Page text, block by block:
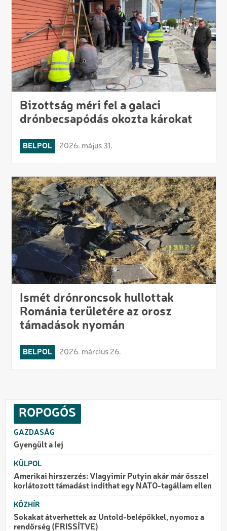
Bizottság méri fel a galaci
drónbecsapódás okozta károkat
BELPOL 2026. május 31.
Ismét drónroncsok hullottak
Románia területére az orosz
támadások nyomán
BELPOL 2026. március 26.
ROPOGÓS
GAZDASÁG
Gyengült a lej
KÜLPOL
Amerikai hírszerzés: Vlagyimir Putyin akár már ősszel
korlátozott támadást indíthat egy NATO-tagállam ellen
KÖZHÍR
Sokakat átverhettek az Untold-belépőkkel, nyomoz a
rendőrség (FRISSÍTVE)